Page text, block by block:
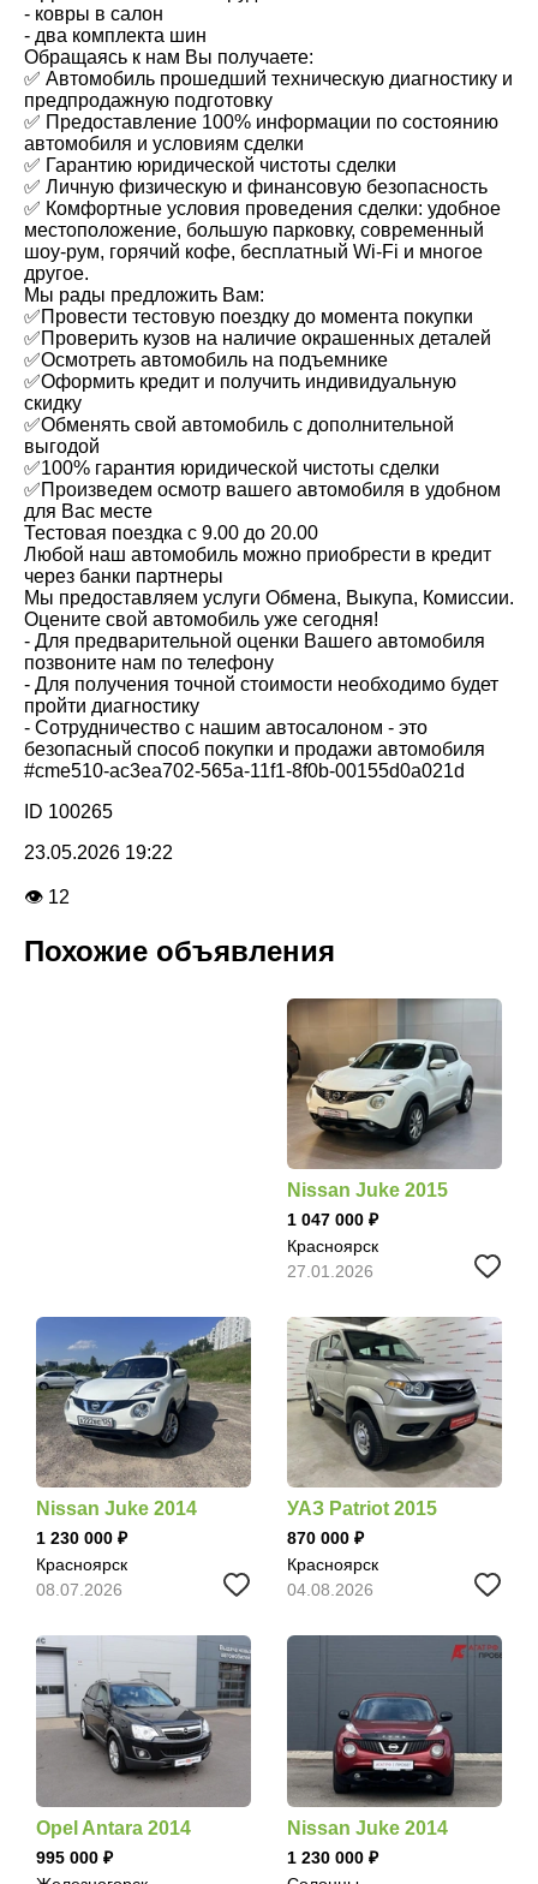
- ковры в салон
- два комплекта шин
Обращаясь к нам Вы получаете:
✅ Автомобиль прошедший техническую диагностику и
предпродажную подготовку
✅ Предоставление 100% информации по состоянию
автомобиля и условиям сделки
✅ Гарантию юридической чистоты сделки
✅ Личную физическую и финансовую безопасность
✅ Комфортные условия проведения сделки: удобное
местоположение, большую парковку, современный
шоу-рум, горячий кофе, бесплатный Wi-Fi и многое
другое.
Мы рады предложить Вам:
✅Провести тестовую поездку до момента покупки
✅Проверить кузов на наличие окрашенных деталей
✅Осмотреть автомобиль на подъемнике
✅Оформить кредит и получить индивидуальную
скидку
✅Обменять свой автомобиль с дополнительной
выгодой
✅100% гарантия юридической чистоты сделки
✅Произведем осмотр вашего автомобиля в удобном
для Вас месте
Тестовая поездка с 9.00 до 20.00
Любой наш автомобиль можно приобрести в кредит
через банки партнеры
Мы предоставляем услуги Обмена, Выкупа, Комиссии.
Оцените свой автомобиль уже сегодня!
- Для предварительной оценки Вашего автомобиля
позвоните нам по телефону
- Для получения точной стоимости необходимо будет
пройти диагностику
- Сотрудничество с нашим автосалоном - это
безопасный способ покупки и продажи автомобиля
#cme510-ac3ea702-565a-11f1-8f0b-00155d0a021d
ID 100265
23.05.2026 19:22
👁 12
Похожие объявления
Nissan Juke 2015
1 047 000
Красноярск
27.01.2026
Nissan Juke 2014
1 230 000
Красноярск
08.07.2026
УАЗ Patriot 2015
870 000
Красноярск
04.08.2026
Opel Antara 2014
995 000
Nissan Juke 2014
1 230 000